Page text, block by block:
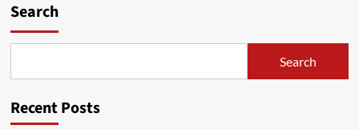
Search
Search
Recent Posts